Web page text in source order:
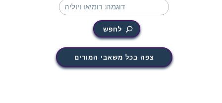
לחפש
צפה בכל משאבי המורים